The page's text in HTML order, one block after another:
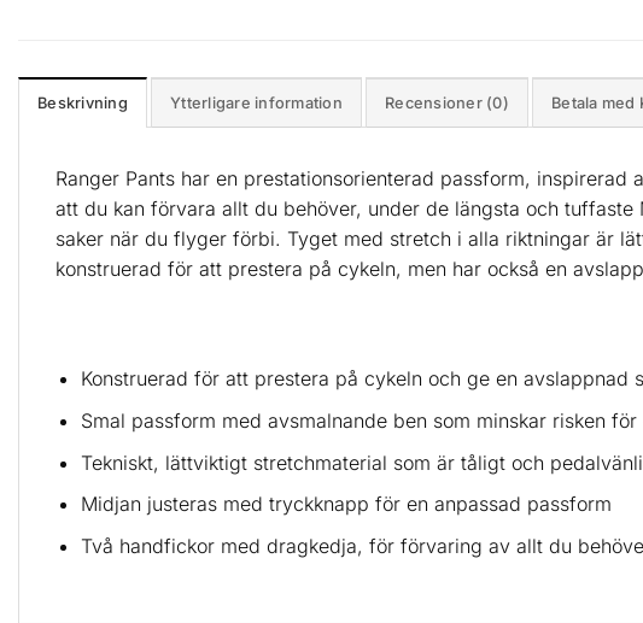
Beskrivning Ytterligare information Recensioner (0) Betala med
Ranger Pants har en prestationsorienterad passform,
att du kan förvara allt du behöver, under de längsta och
saker när du flyger förbi. Tyget med stretch i alla riktningar är
konstruerad för att prestera på cykeln, men har också en
Konstruerad för att prestera på cykeln och ge en avslappnad
Smal passform med avsmalnande ben som minskar risken
Tekniskt, lättviktigt stretchmaterial som är tåligt och
Midjan justeras med tryckknapp för en anpassad passform
Två handfickor med dragkedja, för förvaring av allt du